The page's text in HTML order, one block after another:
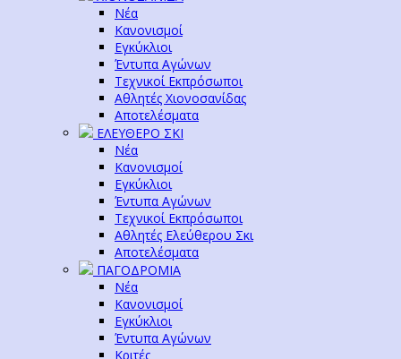
Νέα
Κανονισμοί
Εγκύκλιοι
Έντυπα Αγώνων
Τεχνικοί Εκπρόσωποι
Αθλητές Χιονοσανίδας
Αποτελέσματα
ΕΛΕΥΘΕΡΟ ΣΚΙ
Νέα
Κανονισμοί
Εγκύκλιοι
Έντυπα Αγώνων
Τεχνικοί Εκπρόσωποι
Αθλητές Ελεύθερου Σκι
Αποτελέσματα
ΠΑΓΟΔΡΟΜΙΑ
Νέα
Κανονισμοί
Εγκύκλιοι
Έντυπα Αγώνων
Κριτές